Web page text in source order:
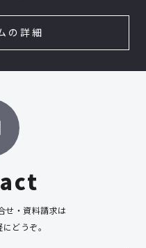
の詳細
せ・資料請求は
どうぞ。